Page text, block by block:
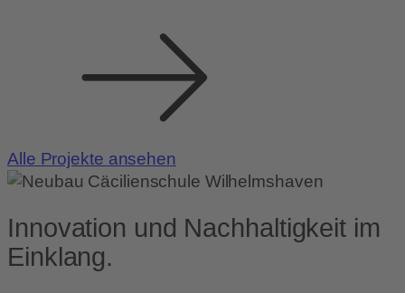
Alle Projekte ansehen
Innovation und Nachhaltigkeit im
Einklang.